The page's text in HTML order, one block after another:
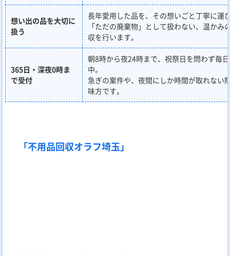
想い出の品を大切に
扱う
長年愛用した品を、その想いごと丁寧に運
「ただの廃棄物」として扱わない、温かみ
収を行います。
365日・深夜0時ま
で受付
朝8時から夜24時まで、祝祭日を問わず毎
中。
急ぎの案件や、夜間にしか時間が取れない
味方です。
「不用品回収オラフ埼玉」